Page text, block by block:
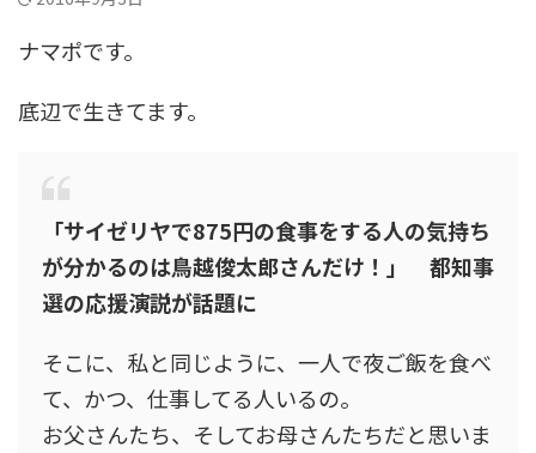
ナマポです。
底辺で生きてます。
「サイゼリヤで875円の食事をする人の気持ち
が分かるのは鳥越俊太郎さんだけ！」 都知事
選の応援演説が話題に
そこに、私と同じように、一人で夜ご飯を食べ
て、かつ、仕事してる人いるの。
お父さんたち、そしてお母さんたちだと思いま